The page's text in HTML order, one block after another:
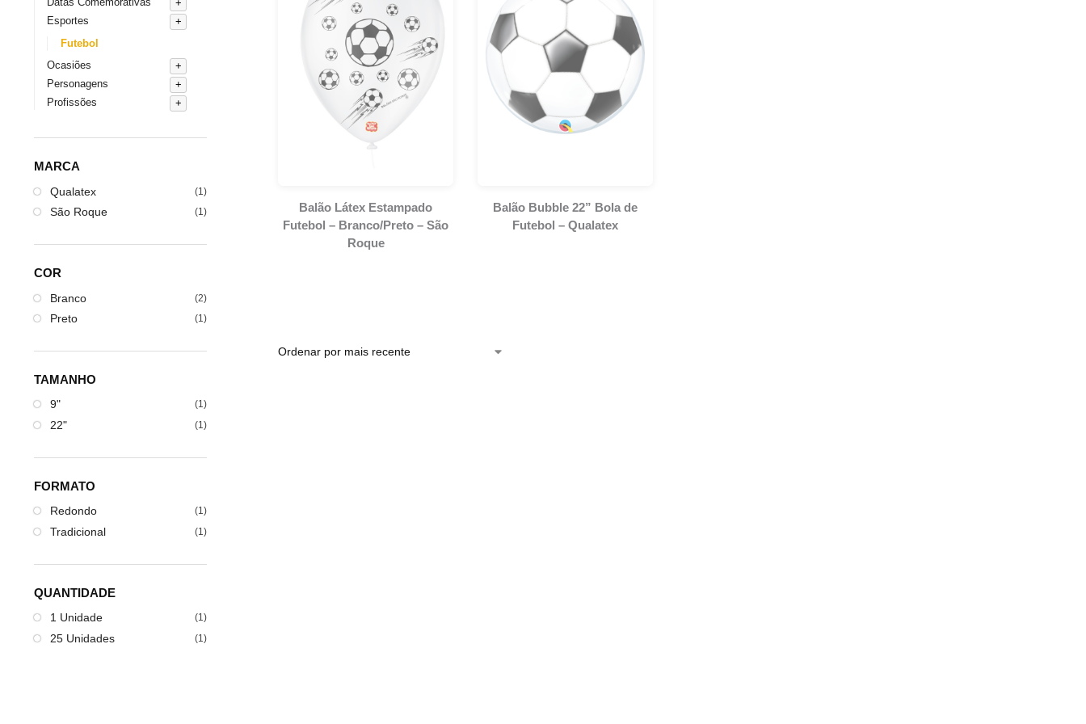
Balão Látex Estampado
Futebol – Branco/Preto – São
Roque
Balão Bubble 22” Bola de
Futebol – Qualatex
Esportes
Futebol
Ocasiões
Personagens
Profissões
MARCA
Qualatex (1)
São Roque (1)
COR
Branco (2)
Preto (1)
TAMANHO
9" (1)
22" (1)
FORMATO
Redondo (1)
Tradicional (1)
QUANTIDADE
1 Unidade (1)
25 Unidades (1)